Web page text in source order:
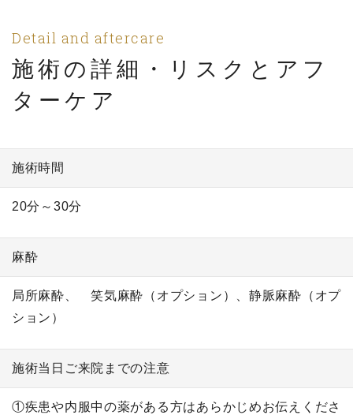
Detail and aftercare
施術の詳細・リスクとアフ
ターケア
施術時間
20分～30分
麻酔
局所麻酔、 笑気麻酔（オプション）、静脈麻酔（オプ
ション）
施術当日ご来院までの注意
①疾患や内服中の薬がある方はあらかじめお伝えくださ